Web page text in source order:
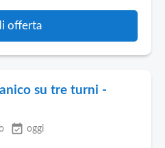
offerta
su tre turni -
event_available oggi